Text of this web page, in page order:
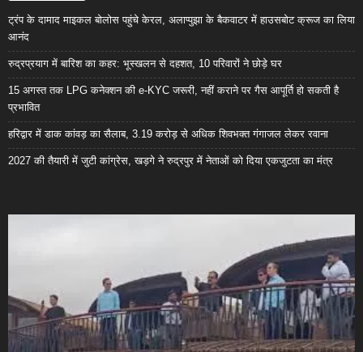
ट्रंप के दामाद माइकल बोलोस पहुंचे केरल, अलाप्पुझा के बैकवाटर में हाउसबोट क्रूज का लिया
आनंद
रुद्रप्रयाग में बारिश का कहर: भूस्खलन से दहशत, 10 परिवारों ने छोड़े घर
15 अगस्त तक LPG कनेक्शन की e-KYC जरूरी, नहीं कराने पर गैस आपूर्ति हो सकती है
प्रभावित
हरिद्वार में डाक कांवड़ का सैलाब, 3.19 करोड़ से अधिक शिवभक्त गंगाजल लेकर रवाना
2027 की तैयारी में जुटी कांग्रेस, खड़गे ने रुद्रपुर में नेताओं को दिया एकजुटता का मंत्र